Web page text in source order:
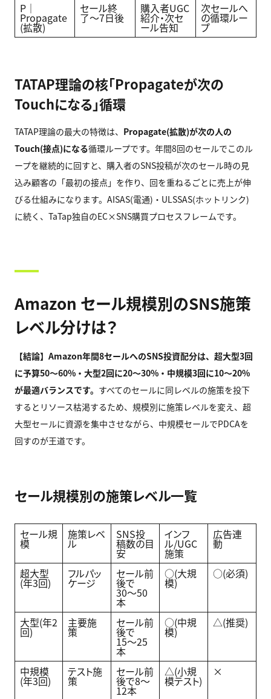
P｜
Propagate
(拡散)
セール終
了〜7日後
購入者UGC
紹介・次セ
ール告知
次セールへ
の循環ルー
プ
TATAP理論の核「Propagateが次の
Touchになる」循環
TATAP理論の最大の特徴は、 Propagate(拡散)が次の人の
Touch(接点)になる循環ループです。年間8回のセールでこのル
ープを継続的に回すと、購入者のSNS投稿が次のセール時の見
込み顧客の「最初の接点」を作り、回を重ねるごとに売上が伸
びる仕組みになります。AISAS(電通)・ULSSAS(ホットリンク)
に続く、TaTap独自のEC×SNS購買プロセスフレームです。
Amazon セール規模別のSNS施策
レベル分けは？
【結論】Amazon年間8セールへのSNS投資配分は、超大型3回
に予算50〜60%・大型2回に20〜30%・中規模3回に10〜20%
が最適バランスです。 すべてのセールに同レベルの施策を投下
するとリソース枯渇するため、規模別に施策レベルを変え、超
大型セールに資源を集中させながら、中規模セールでPDCAを
回すのが王道です。
セール規模別の施策レベル一覧
セール規
模
施策レベ
ル
SNS投
稿数の目
安
インフ
ル/UGC
施策
広告連
動
超大型
(年3回)
フルパッ
ケージ
セール前
後で
30〜50
本
○(大規
模)
○(必須)
大型(年2
回)
主要施
策
セール前
後で
15〜25
本
○(中規
模)
△(推奨)
中規模
(年3回)
テスト施
策
セール前
後で8〜
12本
△(小規
模テスト)
×